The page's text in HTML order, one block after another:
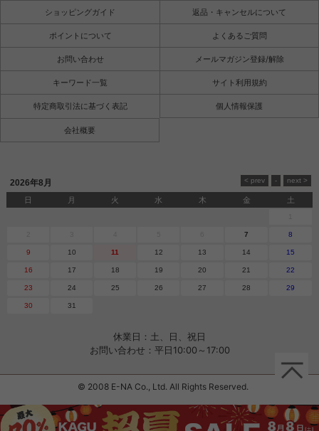
ショッピングガイド 返品・キャンセルについて
ポイントについて よくあるご質問
お問い合わせ メールマガジン登録/解除
キーワード一覧 サイト利用規約
特定商取引法に基づく表記 個人情報保護
会社概要
2026年8月
日 月 火 水 木 金 土
7 8
9 10 11 12 13 14 15
16 17 18 19 20 21 22
23 24 25 26 27 28 29
30 31
休業日：土、日、祝日
お問い合わせ：平日10:00～17:00
© 2008 E-NA Co., Ltd. All Rights Reserved.